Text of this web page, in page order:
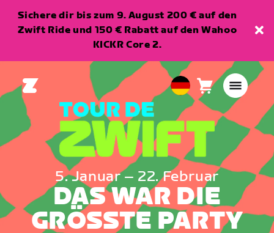
Sichere dir bis zum 9. August 200 € auf den
Zwift Ride und 150 € Rabatt auf den Wahoo
KICKR Core 2.
European
Union
Deutsch
Warenkorb
Artikel
5. Januar – 22. Februar
DAS WAR DIE
GRÖSSTE PARTY